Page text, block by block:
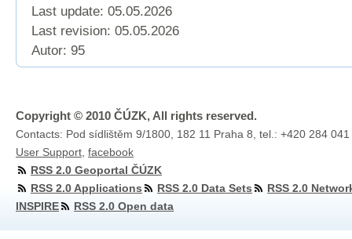
Last update: 05.05.2026
Last revision: 05.05.2026
Autor: 95
Copyright © 2010 ČÚZK, All rights reserved.
Contacts: Pod sídlištěm 9/1800, 182 11 Praha 8, tel.: +420 284
User Support facebook
RSS 2.0 Geoportal ČÚZK
RSS 2.0 Applications
RSS 2.0 Data Sets
RSS 2.0
INSPIRE
RSS 2.0 Open data